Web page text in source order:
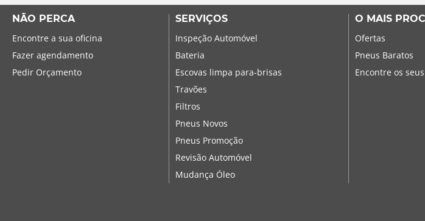
NÃO PERCA
Encontre a sua oficina
Fazer agendamento
Pedir Orçamento
SERVIÇOS
Inspeção Automóvel
Bateria
Escovas limpa para-brisas
Travões
Filtros
Pneus Novos
Pneus Promoção
Revisão Automóvel
Mudança Óleo
O MAIS
Ofertas
Pneus Baratos
Encontre os